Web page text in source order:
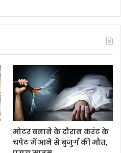
मोटर बनाने के दौरान करंट के
चपेट में आने से बुजुर्ग की मौत,